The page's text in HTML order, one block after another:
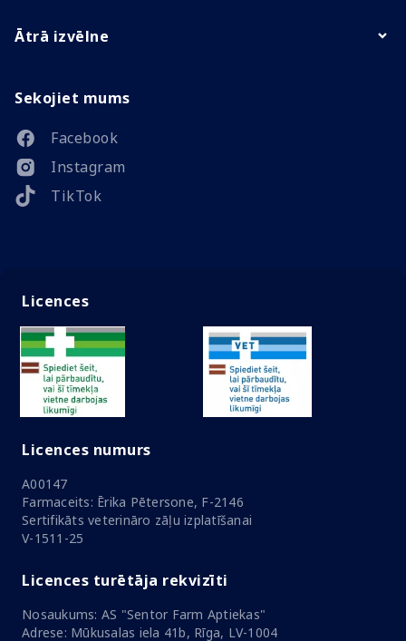
Ātrā izvēlne
Sekojiet mums
Facebook
Instagram
TikTok
Licences
Licences numurs
A00147
Farmaceits: Ērika Pētersone, F-2146
Sertifikāts veterināro zāļu izplatīšanai
V-1511-25
Licences turētāja rekvizīti
Nosaukums: AS "Sentor Farm Aptiekas"
Adrese: Mūkusalas iela 41b, Rīga, LV-1004